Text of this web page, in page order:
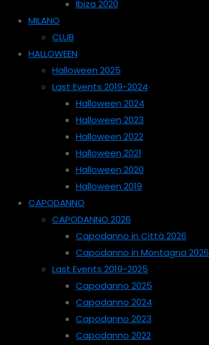
Ibiza 2020
MILANO
CLUB
HALLOWEEN
Halloween 2025
Last Events 2019-2024
Halloween 2024
Halloween 2023
Halloween 2022
Halloween 2021
Halloween 2020
Halloween 2019
CAPODANNO
CAPODANNO 2026
Capodanno in Città 2026
Capodanno in Montagna 2026
Last Events 2019-2025
Capodanno 2025
Capodanno 2024
Capodanno 2023
Capodanno 2022